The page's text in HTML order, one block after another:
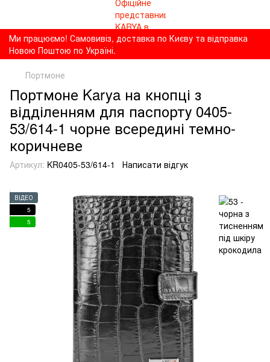
Ми працюємо! Самовивіз, доставка по Києву та відправка
Новою Поштою по Україні.
Портмоне
Портмоне Karya на кнопці з
відділенням для паспорту 0405-
53/614-1 чорне всередині темно-
коричневе
Артикул: KR0405-53/614-1 Написати відгук
ВІДЕО
5
5